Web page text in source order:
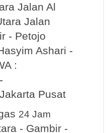
Jalan Al
Jalan
- Petojo
Ashari -
:
Pusat
24 Jam
- Gambir -